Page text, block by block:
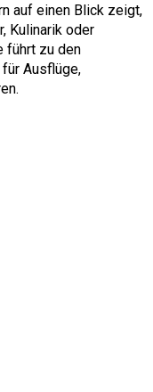
auf einen Blick zeigt,
Kulinarik oder
führt zu den
Ausflüge,